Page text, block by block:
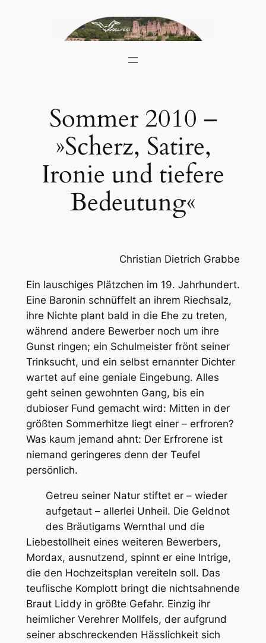
Sommer 2010 –
»Scherz, Satire,
Ironie und tiefere
Bedeutung«
Christian Dietrich Grabbe
Ein lauschiges Plätzchen im 19. Jahrhundert.
Eine Baronin schnüffelt an ihrem Riechsalz,
ihre Nichte plant bald in die Ehe zu treten,
während andere Bewerber noch um ihre
Gunst ringen; ein Schulmeister frönt seiner
Trinksucht, und ein selbst ernannter Dichter
wartet auf eine geniale Eingebung. Alles
geht seinen gewohnten Gang, bis ein
dubioser Fund gemacht wird: Mitten in der
größten Sommerhitze liegt einer – erfroren?
Was kaum jemand ahnt: Der Erfrorene ist
niemand geringeres denn der Teufel
persönlich.
Getreu seiner Natur stiftet er – wieder
aufgetaut – allerlei Unheil. Die Geldnot
des Bräutigams Wernthal und die
Liebestollheit eines weiteren Bewerbers,
Mordax, ausnutzend, spinnt er eine Intrige,
die den Hochzeitsplan vereiteln soll. Das
teuflische Komplott bringt die nichtsahnende
Braut Liddy in größte Gefahr. Einzig ihr
heimlicher Verehrer Mollfels, der aufgrund
seiner abschreckenden Hässlichkeit sich